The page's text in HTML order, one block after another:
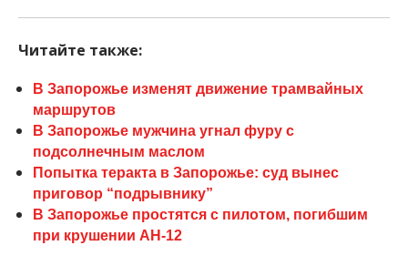
Читайте также:
В Запорожье изменят движение трамвайных
маршрутов
В Запорожье мужчина угнал фуру с
подсолнечным маслом
Попытка теракта в Запорожье: суд вынес
приговор “подрывнику”
В Запорожье простятся с пилотом, погибшим
при крушении АН-12